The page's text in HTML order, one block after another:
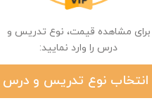
برای مشاهده قیمت، نوع تدریس و
درس را وارد نمایید:
انتخاب نوع تدریس و درس